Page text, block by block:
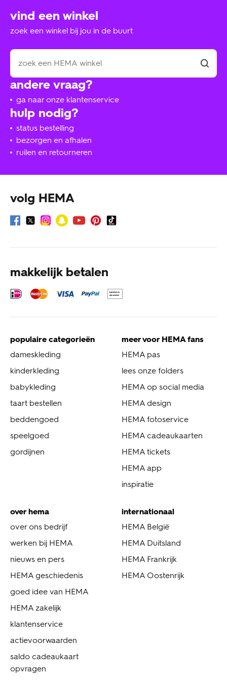
hulp nodig?
status bestelling
bezorgen en afhalen
ruilen en retourneren
andere vraag?
ga naar onze klantenservice
vind een winkel
zoek een winkel bij jou in de buurt
volg HEMA
makkelijk betalen
populaire categorieën
dameskleding
kinderkleding
babykleding
taart bestellen
beddengoed
speelgoed
gordijnen
meer voor HEMA fans
HEMA pas
lees onze folders
HEMA op social media
HEMA design
HEMA fotoservice
HEMA cadeaukaarten
HEMA tickets
HEMA app
inspiratie
over hema
over ons bedrijf
werken bij HEMA
nieuws en pers
HEMA geschiedenis
goed idee van HEMA
HEMA zakelijk
klantenservice
actievoorwaarden
saldo cadeaukaart
opvragen
internationaal
HEMA België
HEMA Duitsland
HEMA Frankrijk
HEMA Oostenrijk